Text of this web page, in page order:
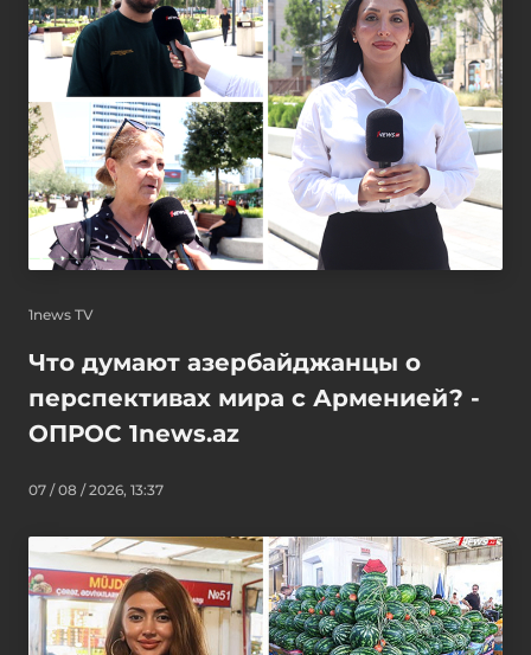
1news TV
Что думают азербайджанцы о
перспективах мира с Арменией? -
ОПРОС 1news.az
07 / 08 / 2026, 13:37